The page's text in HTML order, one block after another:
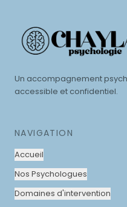
Un accompagnement
accessible et confidentiel.
NAVIGATION
Accueil
Nos Psychologues
Domaines d'intervention